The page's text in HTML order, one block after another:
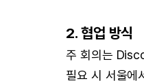
2. 협업 방식
주 회의는
필요 시 서울에